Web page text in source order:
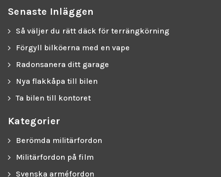
Senaste Inläggen
Så väljer du rätt däck för terrängkörning
Förgyll bilköerna med en vape
Radonsanera ditt garage
Nya flakkåpa till bilen
Ta bilen till kontoret
Kategorier
Berömda militärfordon
Militärfordon på film
Svenska arméfordon